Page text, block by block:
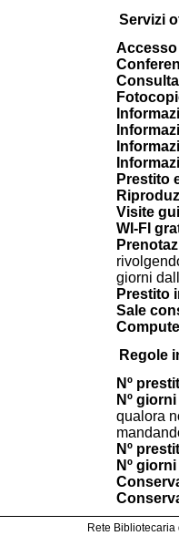
Servizi
Accesso
Prestito
Visite
WI-FI
giorni
Prestito
Sale
Regole
Nº
Nº
qualora
Nº
Nº
Rete